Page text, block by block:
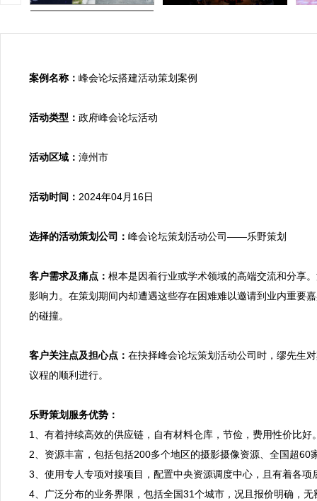
案例名称： 峰会论坛搭建活动策划案例
活动类型： 政府峰会论坛活动
活动区域： 漳州市
活动时间： 2024年04月16日
选择的活动策划公司： 峰会论坛策划活动公司——乐野策划
客户需求及痛点： 根本是因着行业或学术领域的高端交流和分享
影响力。在策划期间内却遭遇这些存在困难难以邀请到业内重要
的碰撞。
客户关注点及担心点： 在抉择峰会论坛策划活动公司时，缪先生
议程的顺利进行。
乐野策划服务优势：
1、有着持续高效的供应链，自有材料仓库，节俭，费用性价比好
2、资源丰富，包括包括200多个地区的摄影摄像资源、全国超
3、使用专人专项对接项目，配置中央资源调度中心，且有着各
4、广泛分布的业务界限，包括全国31个城市，况且报价明确，无